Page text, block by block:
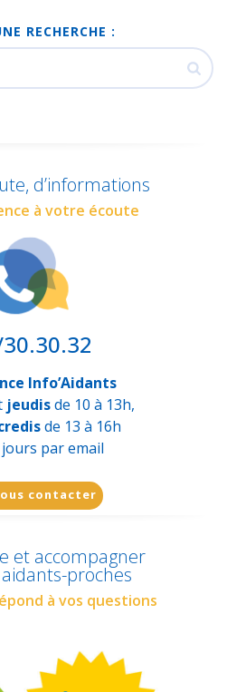
RECHERCHE :
d’informations
à votre écoute
Info’Aidants
jeudisde 10 à 13h,
de 13 à 16h
par email
contacter
et accompagner
proches
à vos questions